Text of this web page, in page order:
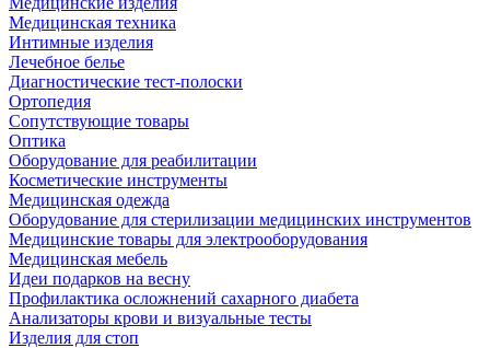
Медицинская техника
Интимные изделия
Лечебное белье
Диагностические тест-полоски
Ортопедия
Сопутствующие товары
Оптика
Оборудование для реабилитации
Косметические инструменты
Медицинская одежда
Оборудование для стерилизации медицинских инструментов
Медицинские товары для электрооборудования
Медицинская мебель
Идеи подарков на весну
Профилактика осложнений сахарного диабета
Анализаторы крови и визуальные тесты
Изделия для стоп